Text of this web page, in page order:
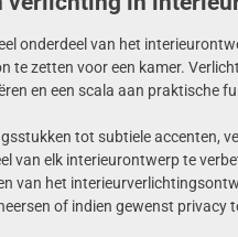
onderdeel van het
te zetten voor een kamer.
en een scala aan praktische
tot subtiele accenten,
van elk interieurontwerp te
van het
of indien gewenst privacy